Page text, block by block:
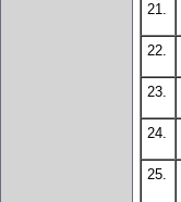
21.
22.
23.
24.
25.